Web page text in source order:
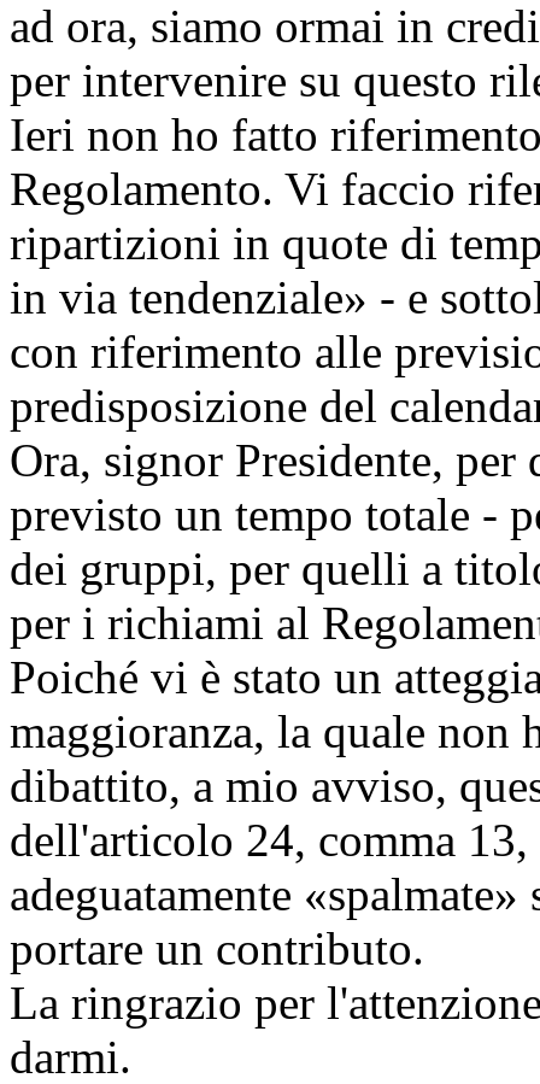
ad ora, siamo ormai in
per intervenire su questo
Ieri non ho fatto
Regolamento. Vi faccio
ripartizioni in quote di
in via tendenziale» - e
con riferimento alle
predisposizione del
Ora, signor Presidente,
previsto un tempo totale -
dei gruppi, per quelli a
per i richiami al
Poiché vi è stato un
maggioranza, la quale
dibattito, a mio avviso,
dell'articolo 24, comma 13,
adeguatamente
portare un contributo.
La ringrazio per
darmi.